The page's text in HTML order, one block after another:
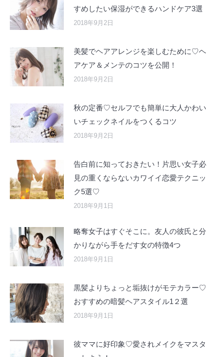
すめしたい保湿ができるハンドケア3選
2018年9月2日
美髪でヘアアレンジを楽しむために♡ヘ
アケア＆メンテのコツを公開！
2018年9月2日
秋の定番♡セルフでも簡単に大人かわい
いチェックネイルをつくるコツ
2018年9月2日
告白前に知っておきたい！片思い女子必
見の重くならないカワイイ恋愛テクニッ
ク5選♡
2018年9月1日
略奪女子はすぐそこに。友人の彼氏と分
かりながら手をだす女の特徴4つ
2018年9月1日
黒髪よりちょっと垢抜けがモテカラー♡
おすすめの暗髪ヘアスタイル1２選
2018年9月1日
彼ママに好印象♡愛されメイクをマスタ